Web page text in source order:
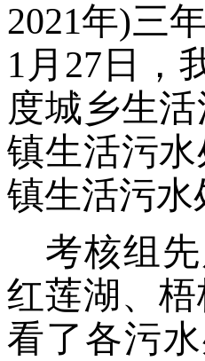
2021年)三
1月 27 日，
度城乡生
镇生活污
镇生活污
考核组
红莲湖 、
看了各污